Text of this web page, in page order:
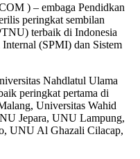
) – embaga Pendidkan
peringkat sembilan
terbaik di Indonesia
(SPMI) dan Sistem
Nahdlatul Ulama
peringkat pertama di
Universitas Wahid
Jepara, UNU Lampung,
UNU Al Ghazali Cilacap,